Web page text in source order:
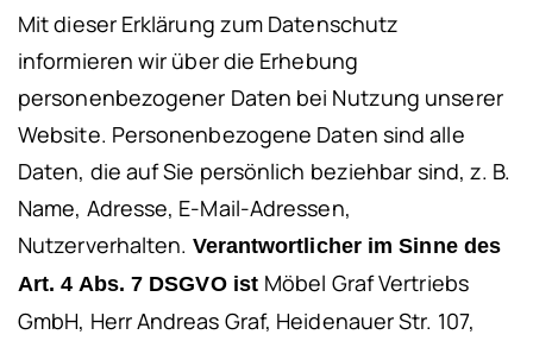
Mit dieser Erklärung zum Datenschutz
informieren wir über die Erhebung
personenbezogener Daten bei Nutzung unserer
Website. Personenbezogene Daten sind alle
Daten, die auf Sie persönlich beziehbar sind, z. B.
Name, Adresse, E-Mail-Adressen,
Nutzerverhalten. Verantwortlicher im Sinne des
Art. 4 Abs. 7 DSGVO ist Möbel Graf Vertriebs
GmbH, Herr Andreas Graf, Heidenauer Str. 107,